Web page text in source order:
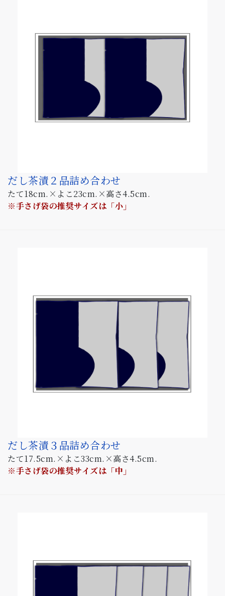
だし茶漬２品詰め合わせ
たて18cm.×よこ23cm.×高さ4.5cm.
※手さげ袋の推奨サイズは「小」
だし茶漬３品詰め合わせ
たて17.5cm.×よこ33cm.×高さ4.5cm.
※手さげ袋の推奨サイズは「中」